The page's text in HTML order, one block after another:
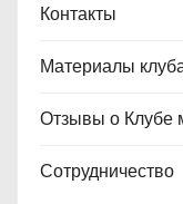
Контакты
Материалы
Отзывы о Клубе
Сотрудничество